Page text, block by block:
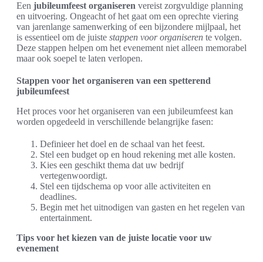
Een jubileumfeest organiseren vereist zorgvuldige planning
en uitvoering. Ongeacht of het gaat om een oprechte viering
van jarenlange samenwerking of een bijzondere mijlpaal, het
is essentieel om de juiste stappen voor organiseren te volgen.
Deze stappen helpen om het evenement niet alleen memorabel
maar ook soepel te laten verlopen.
Stappen voor het organiseren van een spetterend
jubileumfeest
Het proces voor het organiseren van een jubileumfeest kan
worden opgedeeld in verschillende belangrijke fasen:
Definieer het doel en de schaal van het feest.
Stel een budget op en houd rekening met alle kosten.
Kies een geschikt thema dat uw bedrijf
vertegenwoordigt.
Stel een tijdschema op voor alle activiteiten en
deadlines.
Begin met het uitnodigen van gasten en het regelen van
entertainment.
Tips voor het kiezen van de juiste locatie voor uw
evenement